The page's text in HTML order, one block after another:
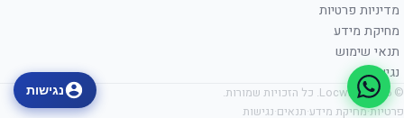
מדיניות פרטיות
מחיקת מידע
תנאי שימוש
נגישות
© 2026 Locwise. כל הזכויות שמורות.
פרטיות·מחיקת מידע·תנאים·נגישות
נגישות